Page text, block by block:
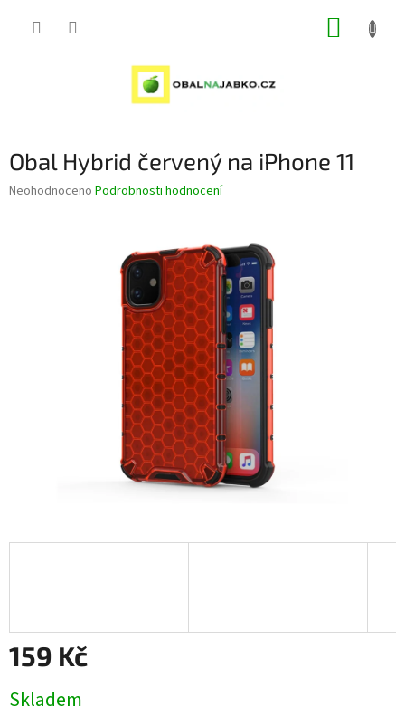
Obal Hybrid červený na iPhone 11
Průměrné
Neohodnoceno Podrobnosti hodnocení
159 Kč
cena:
Skladem